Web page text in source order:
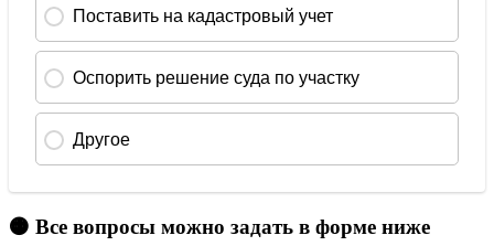
🟠 Все вопросы можно задать в форме ниже